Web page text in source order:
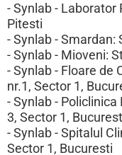
- Synlab - Laborator
Pitesti
- Synlab - Smardan:
- Synlab - Mioveni:
- Synlab - Floare de
nr.1, Sector 1,
- Synlab - Policlinica
3, Sector 1,
- Synlab - Spitalul
Sector 1, Bucuresti